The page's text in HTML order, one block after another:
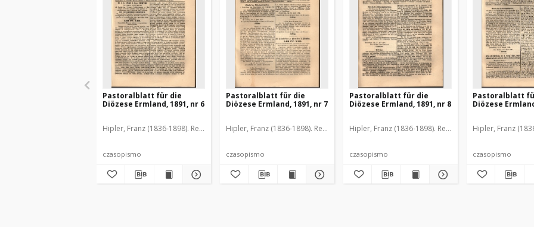
Pastoralblatt für die
Diözese Ermland, 1891, nr 6
Hipler, Franz (1836-1898). Red.
czasopismo
Pastoralblatt für die
Diözese Ermland, 1891, nr 7
Hipler, Franz (1836-1898). Red.
czasopismo
Pastoralblatt für die
Diözese Ermland, 1891, nr 8
Hipler, Franz (1836-1898). Red.
czasopismo
Pastoralblatt
Diözese
Hipler, Franz
czasopismo